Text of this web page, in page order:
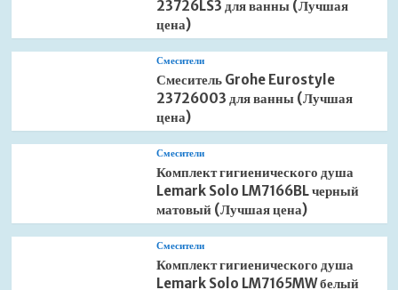
23726LS3 для ванны (Лучшая
цена)
Смесители
Смеситель Grohe Eurostyle
23726003 для ванны (Лучшая
цена)
Смесители
Комплект гигиенического душа
Lemark Solo LM7166BL черный
матовый (Лучшая цена)
Смесители
Комплект гигиенического душа
Lemark Solo LM7165MW белый